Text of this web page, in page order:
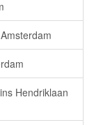
Hendriklaan